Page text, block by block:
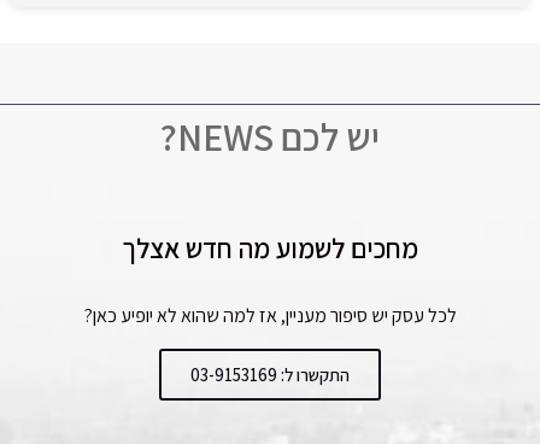
יש לכם NEWS?
מחכים לשמוע מה חדש אצלך
לכל עסק יש סיפור מעניין, אז למה שהוא לא יופיע כאן?
התקשרו ל: 03-9153169